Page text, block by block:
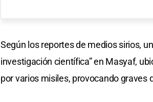
Según los reportes de medios sirios,
investigación científica” en Masyaf,
por varios misiles, provocando graves